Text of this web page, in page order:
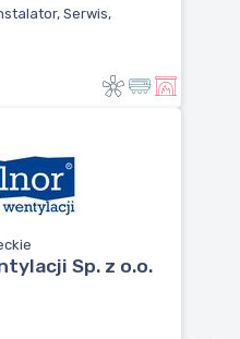
Serwis,
Sp. z o.o.